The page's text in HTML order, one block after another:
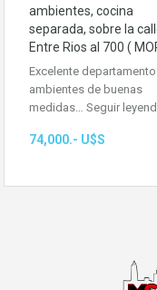
ambientes, cocina
separada, sobre la
Entre Rios al 700 (
Excelente
ambientes de buenas
medidas… Seguir
74,000.- U$S